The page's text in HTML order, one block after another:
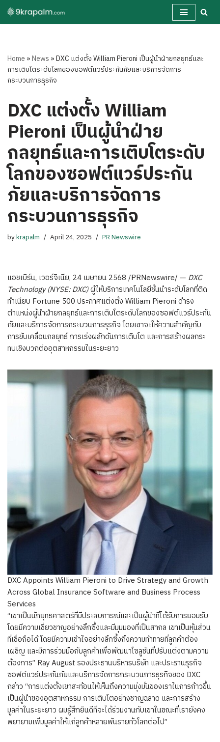
Skip
Home »News »DXC แต่งตั้ง William Pieroni เป็นผู้นำฝ่ายกลยุทธ์และ
การเติบโตระดับโลกของซอฟต์แวร์ประกันภัยและบริการจัดการ
กระบวนการธุรกิจ
DXC แต่งตั้ง William
Pieroni เป็นผู้นำฝ่าย
กลยุทธ์และการเติบโตระดับ
โลกของซอฟต์แวร์ประกัน
ภัยและบริการจัดการ
กระบวนการธุรกิจ
bykrapalm April 24, 2025 PR Newswire
แอชเบิร์น, เวอร์จิเนีย, 24 เมษายน 2568 /PRNewswire/ — DXC
Technology (NYSE: DXC)ผู้ให้บริการเทคโนโลยีชั้นนำระดับโลกที่ติด
ทำเนียบ Fortune 500 ประกาศแต่งตั้ง William Pieroni ดำรง
ตำแหน่งผู้นำฝ่ายกลยุทธ์และการเติบโตระดับโลกของซอฟต์แวร์ประกัน
ภัยและบริการจัดการกระบวนการธุรกิจ โดยเขาจะให้ความสำคัญกับ
การขับเคลื่อนกลยุทธ์ การเร่งผลักดันการเติบโต และการสร้างผลกระ
ทบเชิงบวกต่ออุตสาหกรรมในระยะยาว
DXC Appoints William Pieroni to Drive Strategy and Growth
Across Global Insurance Software and Business Process
Services
“เขาเป็นนักยุทธศาสตร์ที่มีประสบการณ์และเป็นผู้นำที่ได้รับการยอมรับ
โดยมีความเชี่ยวชาญอย่างลึกซึ้งและมีมุมมองที่เป็นสากล เขาเป็นหุ้นส่วน
ที่เชื่อถือได้ โดยมีความเข้าใจอย่างลึกซึ้งถึงความท้าทายที่ลูกค้าต้อง
เผชิญ และมีการร่วมมือกับลูกค้าเพื่อพัฒนาโซลูชันที่ปรับแต่งตามความ
ต้องการ” Ray August รองประธานบริหารบริษัท และประธานธุรกิจ
ซอฟต์แวร์ประกันภัยและบริการจัดการกระบวนการธุรกิจของ DXC
กล่าว “การแต่งตั้งเขาสะท้อนให้เห็นถึงความมุ่งมั่นของเราในการก้าวขึ้น
เป็นผู้นำของอุตสาหกรรม การเติบโตอย่างชาญฉลาด และการสร้าง
มูลค่าในระยะยาว ผมรู้สึกยินดีที่จะได้ร่วมงานกับเขาในขณะที่เรายังคง
พยายามเพิ่มมูลค่าให้แก่ลูกค้าหลายพันรายทั่วโลกต่อไป”